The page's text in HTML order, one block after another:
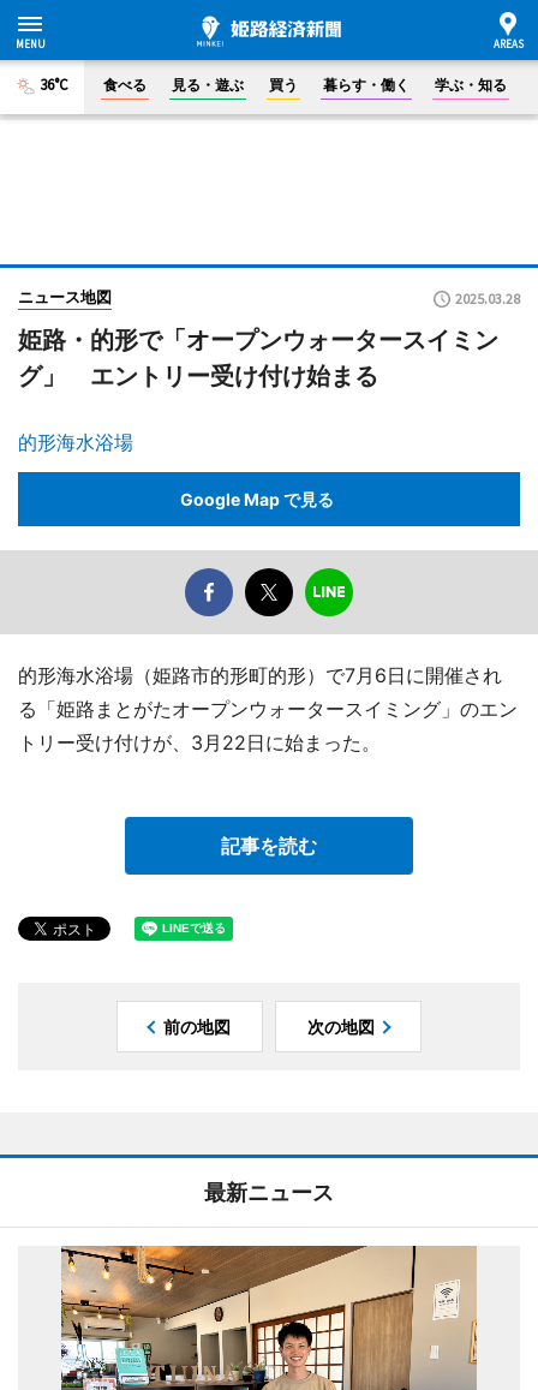
36°C 食べる 見る・遊ぶ 買う 暮らす・働く 学ぶ・知る
ニュース地図 2025.03.28
姫路・的形で「オープンウォータースイミン
グ」 エントリー受け付け始まる
的形海水浴場
Google Map で見る
的形海水浴場（姫路市的形町的形）で7月6日に開催され
る「姫路まとがたオープンウォータースイミング」のエン
トリー受け付けが、3月22日に始まった。
記事を読む
前の地図 次の地図
最新ニュース